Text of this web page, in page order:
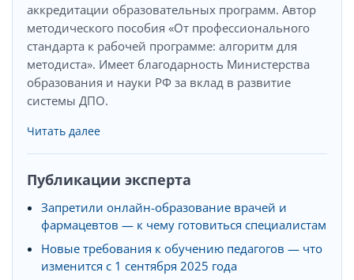
аккредитации образовательных программ. Автор
методического пособия «От профессионального
стандарта к рабочей программе: алгоритм для
методиста». Имеет благодарность Министерства
образования и науки РФ за вклад в развитие
системы ДПО.
Читать далее
Публикации эксперта
Запретили онлайн-образование врачей и
фармацевтов — к чему готовиться специалистам
Новые требования к обучению педагогов — что
изменится с 1 сентября 2025 года